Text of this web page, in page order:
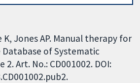
K, Jones AP. Manual therapy for
of Systematic
2. Art. No.: CD001002. DOI: